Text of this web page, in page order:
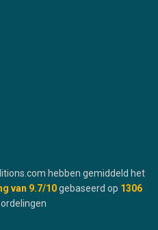
hebben gemiddeld het
van 9.7/10 gebaseerd op 1306